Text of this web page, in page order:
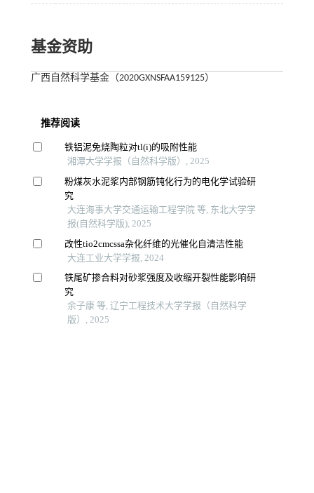
基金资助
广西自然科学基金（2020GXNSFAA159125）